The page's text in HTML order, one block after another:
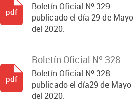
Boletín Oficial Nº 329
publicado el día 29 de Mayo
del 2020.
pdf
Boletín Oficial Nº 328
Boletín Oficial Nº 328
publicado el día29 de Mayo
del 2020.
pdf